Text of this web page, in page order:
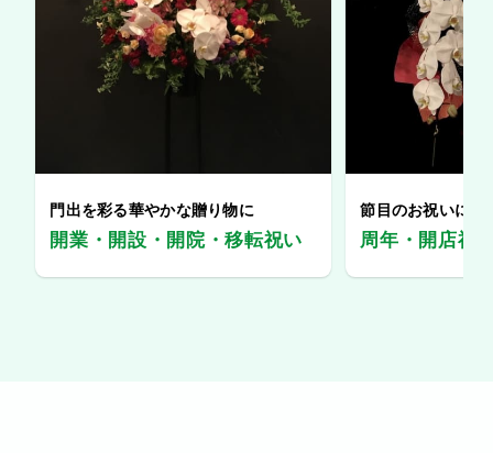
門出を彩る華やかな贈り物に
開業・開設・開院・移転祝い
節目のお祝いに、
周年・開店祝